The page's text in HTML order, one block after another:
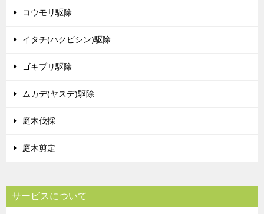
コウモリ駆除
イタチ(ハクビシン)駆除
ゴキブリ駆除
ムカデ(ヤスデ)駆除
庭木伐採
庭木剪定
サービスについて